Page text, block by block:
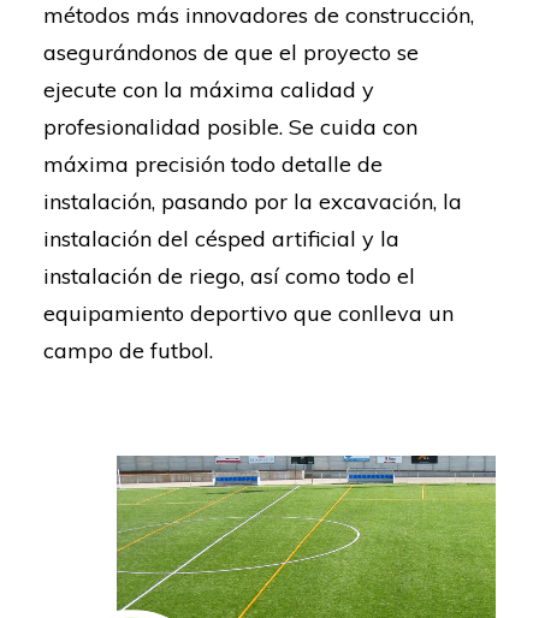
métodos más innovadores de construcción,
asegurándonos de que el proyecto se
ejecute con la máxima calidad y
profesionalidad posible. Se cuida con
máxima precisión todo detalle de
instalación, pasando por la excavación, la
instalación del césped artificial y la
instalación de riego, así como todo el
equipamiento deportivo que conlleva un
campo de futbol.